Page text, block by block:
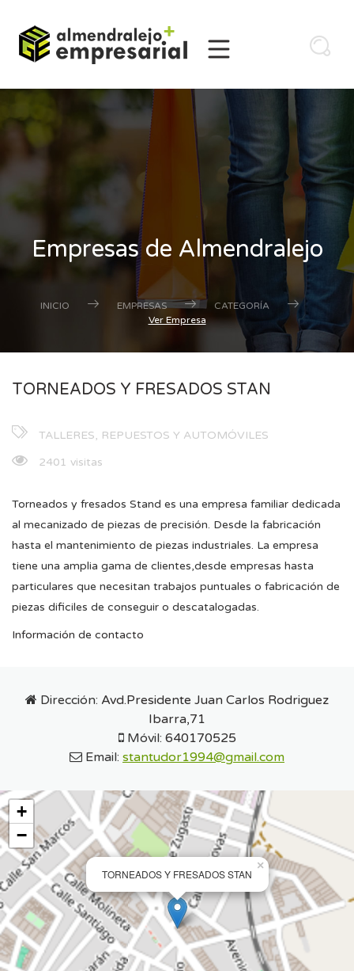
Empresas de Almendralejo
INICIO EMPRESAS
CATEGORÍA
Ver Empresa
TORNEADOS Y FRESADOS STAN
TALLERES, REPUESTOS Y AUTOMÓVILES
2401 visitas
Torneados y fresados Stand es una empresa familiar dedicada
al mecanizado de piezas de precisión. Desde la fabricación
hasta el mantenimiento de piezas industriales. La empresa
tiene una amplia gama de clientes,desde empresas hasta
particulares que necesitan trabajos puntuales o fabricación de
piezas dificiles de conseguir o descatalogadas.
Información de contacto
Dirección: Avd.Presidente Juan Carlos Rodriguez
Ibarra,71
Móvil: 640170525
Email: stantudor1994@gmail.com
TORNEADOS Y FRESADOS STAN
×
+
−